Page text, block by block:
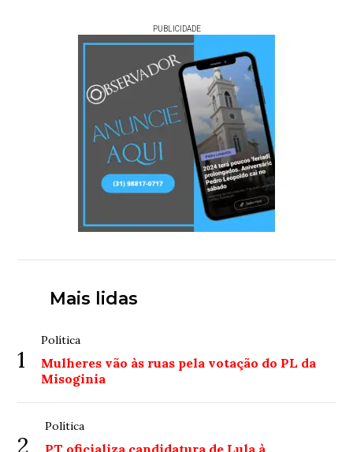
PUBLICIDADE
Mais lidas
1
Política
Mulheres vão às ruas pela votação do PL da
Misoginia
2
Política